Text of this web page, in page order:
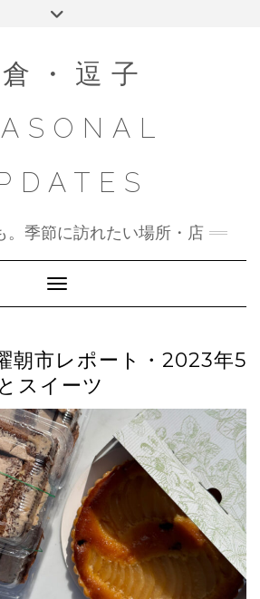
・逗子
。季節に訪れたい場所・店
Toggle Navigation
朝市レポート・2023年5
スイーツ